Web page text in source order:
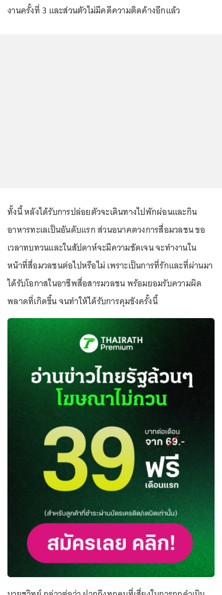
งานครั้งที่ 3 และส่วนตัวไม่มีคดีความติดค้างอีกแล้ว
ทั้งนี้ หลังได้รับการปล่อยตัวจะเดินทางไปพักผ่อนและกิน
อาหารทะเลเป็นอันดับแรก ส่วนอนาคตวงการสื่อมวลชน ขอ
เวลาทบทวนและในสัปดาห์จะมีความชัดเจน จะทำงานใน
หน้าที่สื่อมวลชนต่อไปหรือไม่ เพราะเป็นการที่รักและที่ผ่านมา
ได้รับโอกาสในอาชีพสื่อสารมวลชน พร้อมยอมรับความผิด
พลาดที่เกิดขึ้น จนทำให้ได้รับการคุมขังครั้งนี้